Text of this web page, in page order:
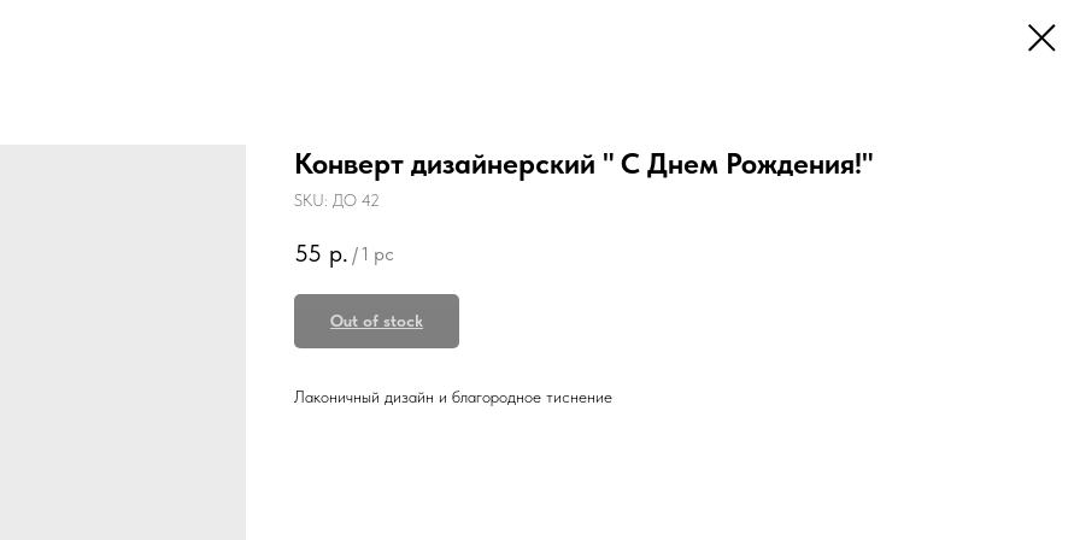
Конверт дизайнерский " С Днем Рождения!"
SKU: ДО 42
55 р. / 1 pc
Out of stock
Лаконичный дизайн и благородное тиснение